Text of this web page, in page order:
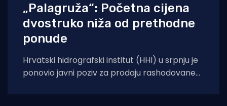
„Palagruža“: Početna cijena
dvostruko niža od prethodne
ponude
Hrvatski hidrografski institut (HHI) u srpnju je
ponovio javni poziv za prodaju rashodovane